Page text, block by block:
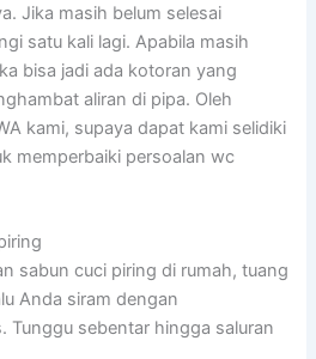
Jika masih belum selesai
satu kali lagi. Apabila masih
bisa jadi ada kotoran yang
aliran di pipa. Oleh
kami, supaya dapat kami selidiki
memperbaiki persoalan wc
sabun cuci piring di rumah, tuang
Anda siram dengan
Tunggu sebentar hingga saluran